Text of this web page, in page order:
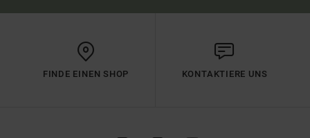
FINDE EINEN SHOP KONTAKTIERE UNS